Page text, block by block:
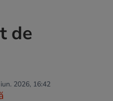
de
2026, 16:42